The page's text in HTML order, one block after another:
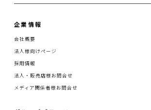
企業情報
会社概要
法人様向けページ
採用情報
法人・販売店様お問合せ
メディア関係者様お問合せ